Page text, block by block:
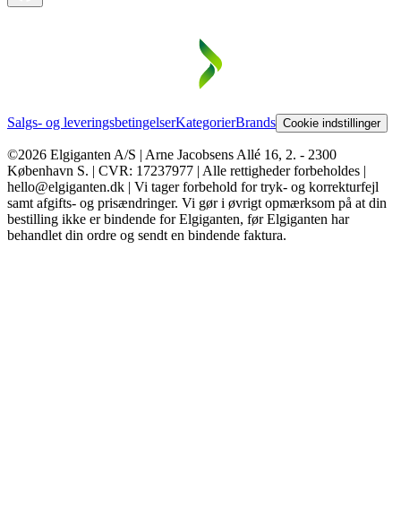
Salgs- og leveringsbetingelserKategorierBrands Cookie indstillinger
©2026 Elgiganten A/S | Arne Jacobsens Allé 16, 2. - 2300
København S. | CVR: 17237977 | Alle rettigheder forbeholdes |
hello@elgiganten.dk | Vi tager forbehold for tryk- og korrekturfejl
samt afgifts- og prisændringer. Vi gør i øvrigt opmærksom på at din
bestilling ikke er bindende for Elgiganten, før Elgiganten har
behandlet din ordre og sendt en bindende faktura.